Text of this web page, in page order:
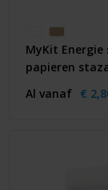
MyKit
papieren
Al vanaf €